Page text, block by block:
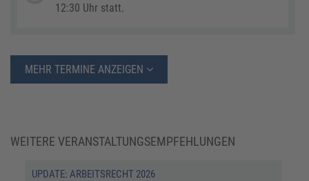
12:30 Uhr statt.
MEHR TERMINE ANZEIGEN
WEITERE VERANSTALTUNGSEMPFEHLUNGEN
UPDATE: ARBEITSRECHT 2026